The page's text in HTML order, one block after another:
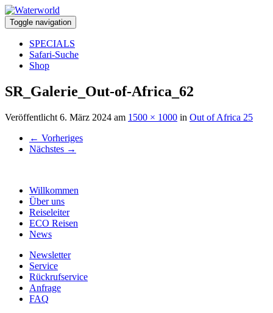
Toggle navigation
SPECIALS
Safari-Suche
Shop
SR_Galerie_Out-of-Africa_62
Veröffentlicht 6. März 2024 am 1500 × 1000 in Out of Africa 25
← Vorheriges
Nächstes →
Willkommen
Über uns
Reiseleiter
ECO Reisen
News
Newsletter
Service
Rückrufservice
Anfrage
FAQ